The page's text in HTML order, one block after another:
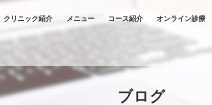
クリニック紹介 メニュー コース紹介 オンライン診療
ブログ